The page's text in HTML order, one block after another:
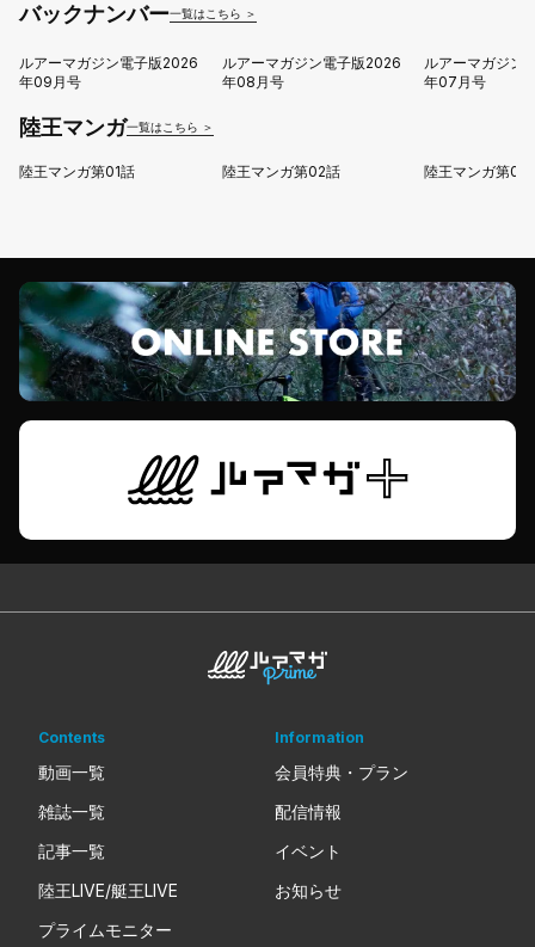
バックナンバー一覧はこちら ＞
ルアーマガジン電子版2026
年09月号
ルアーマガジン電子版2026
年08月号
ルアーマガジン
年07月号
陸王マンガ一覧はこちら ＞
陸王マンガ第01話 陸王マンガ第02話 陸王マンガ第03
Contents
動画一覧
雑誌一覧
記事一覧
陸王LIVE/艇王LIVE
プライムモニター
Information
会員特典・プラン
配信情報
イベント
お知らせ